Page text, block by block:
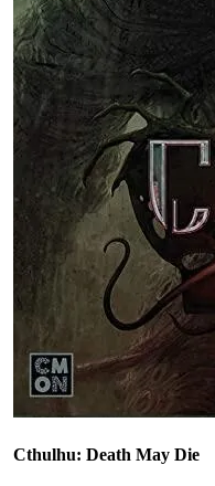
Cthulhu: Death May Die